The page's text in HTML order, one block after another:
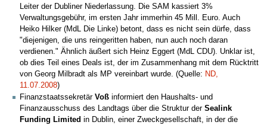
Leiter der Dubliner Niederlassung. Die SAM kassiert 3%
Verwaltungsgebühr, im ersten Jahr immerhin 45 Mill. Euro. Auch
Heiko Hilker (MdL Die Linke) betont, dass es nicht sein dürfe, dass
"diejenigen, die uns reingeritten haben, nun auch noch daran
verdienen." Ähnlich äußert sich Heinz Eggert (MdL CDU). Unklar ist,
ob dies Teil eines Deals ist, der im Zusammenhang mit dem Rücktritt
von Georg Milbradt als MP vereinbart wurde. (Quelle: ND,
11.07.2008)
Finanzstaatssekretär Voß informiert den Haushalts- und
Finanzausschuss des Landtags über die Struktur der Sealink
Funding Limited in Dublin, einer Zweckgesellschaft, in der die